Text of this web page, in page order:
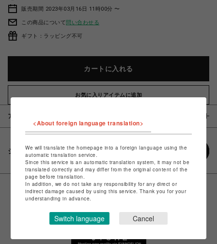
販売期間 2023年03月16日 11時00分 〜
この商品について問い合わせる
ギフト：ラッピング不可
カートに入れる
お気に入りアイテムに追加
アイテム説明 / 素材
シェアする
<About foreign language translation>
We will translate the homepage into a foreign language using the
automatic translation service.
Since this service is an automatic translation system, it may not be
translated correctly and may differ from the original content of the
page before translation.
In addition, we do not take any responsibility for any direct or
indirect damage caused by using this service. Thank you for your
understanding in advance.
Switch language Cancel